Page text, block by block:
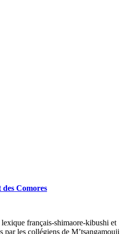
Comores
français-shimaore-kibushi et
par les collégiens de M’tsangamouji